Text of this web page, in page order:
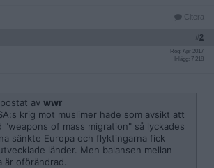
Citera
#2
Reg: Apr 2017
Inlägg: 7 218
av wwr
krig mot muslimer hade som avsikt att
"weapons of mass migration" så lyckades
sänkte Europa och flyktingarna fick
länder. Men balansen mellan
är oförändrad.